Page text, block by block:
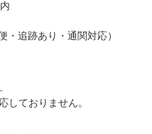
・追跡あり・通関対応）
しておりません。